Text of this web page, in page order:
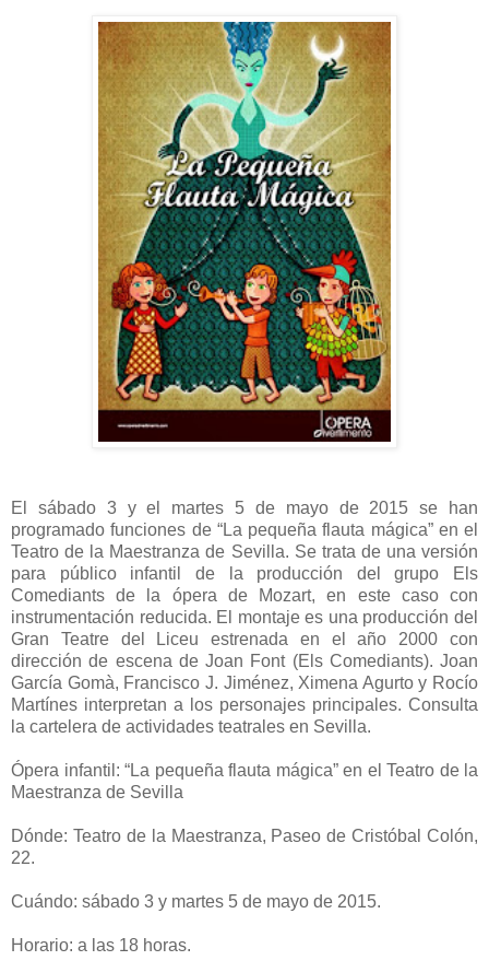
El sábado 3 y el martes 5 de mayo de 2015 se han
programado funciones de “La pequeña flauta mágica” en el
Teatro de la Maestranza de Sevilla. Se trata de una versión
para público infantil de la producción del grupo Els
Comediants de la ópera de Mozart, en este caso con
instrumentación reducida. El montaje es una producción del
Gran Teatre del Liceu estrenada en el año 2000 con
dirección de escena de Joan Font (Els Comediants). Joan
García Gomà, Francisco J. Jiménez, Ximena Agurto y Rocío
Martínes interpretan a los personajes principales. Consulta
la cartelera de actividades teatrales en Sevilla.
Ópera infantil: “La pequeña flauta mágica” en el Teatro de la
Maestranza de Sevilla
Dónde: Teatro de la Maestranza, Paseo de Cristóbal Colón,
22.
Cuándo: sábado 3 y martes 5 de mayo de 2015.
Horario: a las 18 horas.